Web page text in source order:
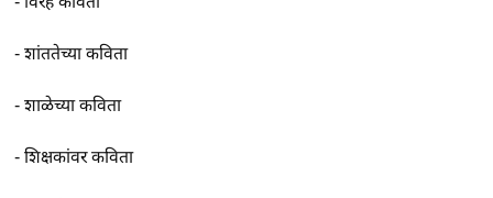
-शांततेच्या कविता
-शाळेच्या कविता
-शिक्षकांवर कविता